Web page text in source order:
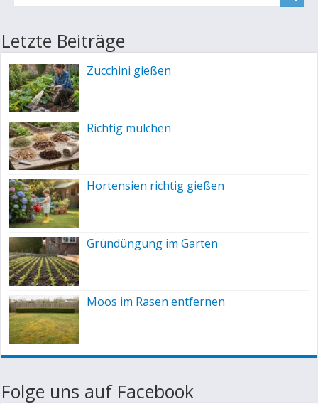
Letzte Beiträge
Zucchini gießen
Richtig mulchen
Hortensien richtig gießen
Gründüngung im Garten
Moos im Rasen entfernen
Folge uns auf Facebook